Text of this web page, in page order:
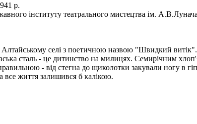
р.
інституту театрального мистецтва ім.
селі з поетичною назвою "Швидкий
сталь - це дитинство на милицях. Семирічним
- від стегна до щиколотки закували ногу в
все життя залишився б калікою.